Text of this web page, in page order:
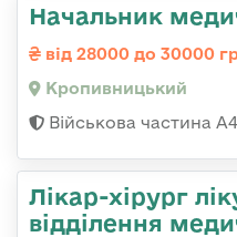
Начальник
від 28000 до 30000
Кропивницький
Військова частина
Лікар-хірург
відділення